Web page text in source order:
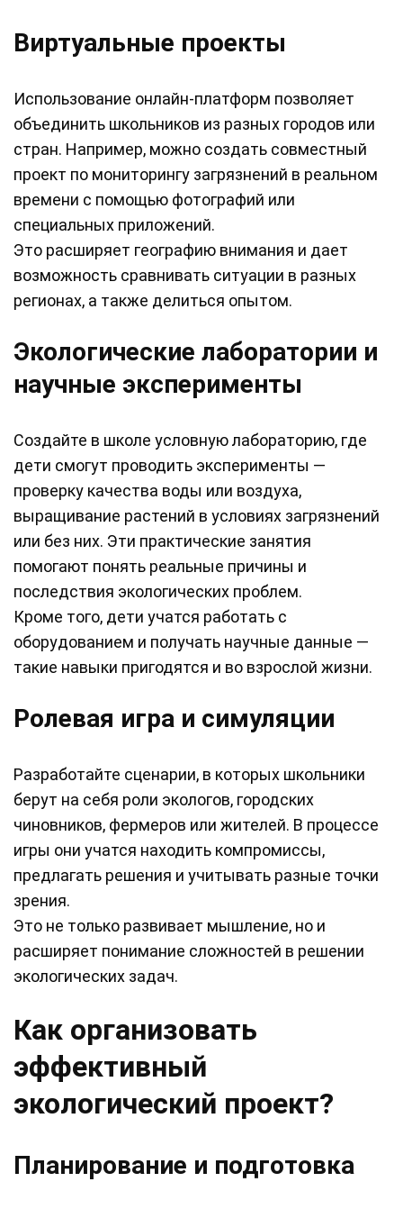
Виртуальные проекты
Использование онлайн-платформ позволяет
объединить школьников из разных городов или
стран. Например, можно создать совместный
проект по мониторингу загрязнений в реальном
времени с помощью фотографий или
специальных приложений.
Это расширяет географию внимания и дает
возможность сравнивать ситуации в разных
регионах, а также делиться опытом.
Экологические лаборатории и
научные эксперименты
Создайте в школе условную лабораторию, где
дети смогут проводить эксперименты —
проверку качества воды или воздуха,
выращивание растений в условиях загрязнений
или без них. Эти практические занятия
помогают понять реальные причины и
последствия экологических проблем.
Кроме того, дети учатся работать с
оборудованием и получать научные данные —
такие навыки пригодятся и во взрослой жизни.
Ролевая игра и симуляции
Разработайте сценарии, в которых школьники
берут на себя роли экологов, городских
чиновников, фермеров или жителей. В процессе
игры они учатся находить компромиссы,
предлагать решения и учитывать разные точки
зрения.
Это не только развивает мышление, но и
расширяет понимание сложностей в решении
экологических задач.
Как организовать
эффективный
экологический проект?
Планирование и подготовка